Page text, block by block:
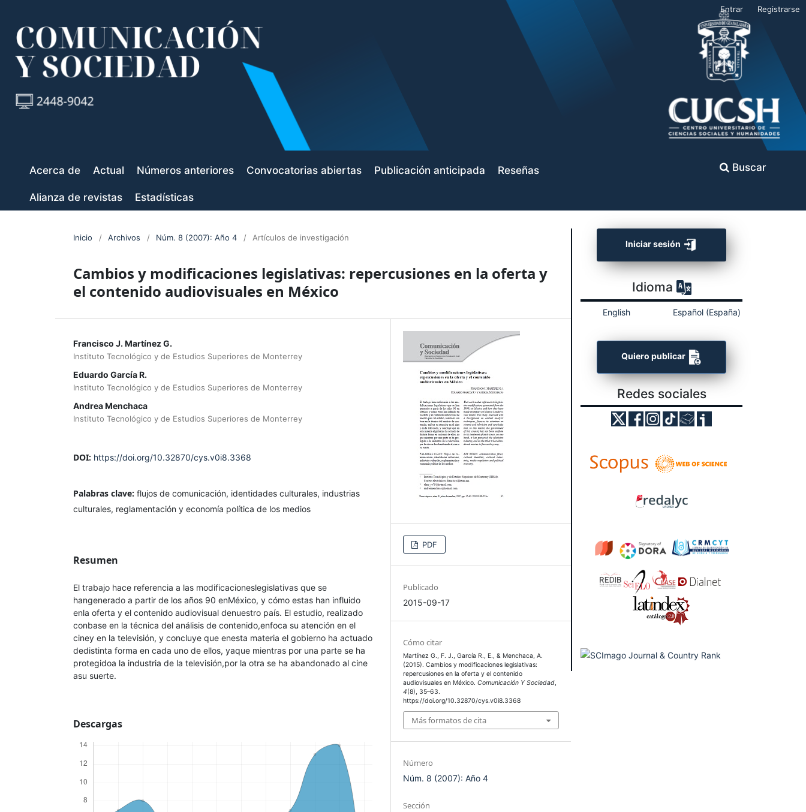
Acerca de Actual Números anteriores Convocatorias abiertas Publicación anticipada Reseñas
Alianza de revistas Estadísticas
Buscar
Entrar Registrarse
Inicio / Archivos / Núm. 8 (2007): Año 4 / Artículos de investigación
Cambios y modificaciones legislativas: repercusiones en la oferta y
el contenido audiovisuales en México
Francisco J. Martínez G.
Instituto Tecnológico y de Estudios Superiores de Monterrey
Eduardo García R.
Instituto Tecnológico y de Estudios Superiores de Monterrey
Andrea Menchaca
Instituto Tecnológico y de Estudios Superiores de Monterrey
DOI: https://doi.org/10.32870/cys.v0i8.3368
Palabras clave: flujos de comunicación, identidades culturales, industrias
culturales, reglamentación y economía política de los medios
Resumen
El trabajo hace referencia a las modificacioneslegislativas que se
hangenerado a partir de los años 90 enMéxico, y cómo estas han influido
enla oferta y el contenido audiovisual denuestro país. El estudio, realizado
conbase en la técnica del análisis de contenido,enfoca su atención en el
ciney en la televisión, y concluye que enesta materia el gobierno ha actuado
dedistinta forma en cada uno de ellos, yaque mientras por una parte se ha
protegidoa la industria de la televisión,por la otra se ha abandonado al cine
asu suerte.
Descargas
PDF
Publicado
2015-09-17
Cómo citar
Martínez G., F. J., García R., E., & Menchaca, A.
(2015). Cambios y modificaciones legislativas:
repercusiones en la oferta y el contenido
audiovisuales en México.Comunicación Y Sociedad,
4(8), 35–63.
https://doi.org/10.32870/cys.v0i8.3368
Más formatos de cita
Número
Núm. 8 (2007): Año 4
Sección
Iniciar sesión
Idioma
English Español (España)
Quiero publicar
Redes sociales